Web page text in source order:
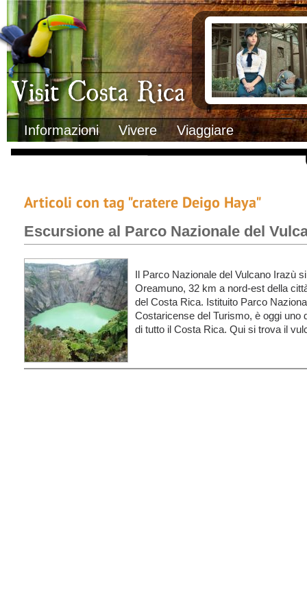
Visit Costa Rica
Informazioni Vivere Viaggiare
Clima
Geografia
Informazioni Geografiche
Letteratura e cultura
Gastronomia
Lo sapevi che
Musica
Natura
Storia
Trasporti Interni
Documenti
Italiani in Costa
L’ambasciata
Opportunità
Articoli con tag "cratere Deigo Haya"
Escursione al Parco Nazionale del
Il Parco Nazionale del Vulcano Irazù
Oreamuno, 32 km a nord-est della
del Costa Rica. Istituito Parco
Costaricense del Turismo, è oggi uno
di tutto il Costa Rica. Qui si trova il